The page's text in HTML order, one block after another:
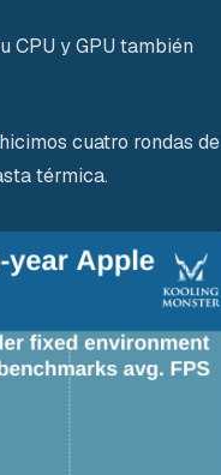
CPU y GPU también
cuatro rondas de
térmica.